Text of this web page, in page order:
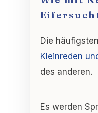
Die
Kleinreden
des anderen.
Es werden